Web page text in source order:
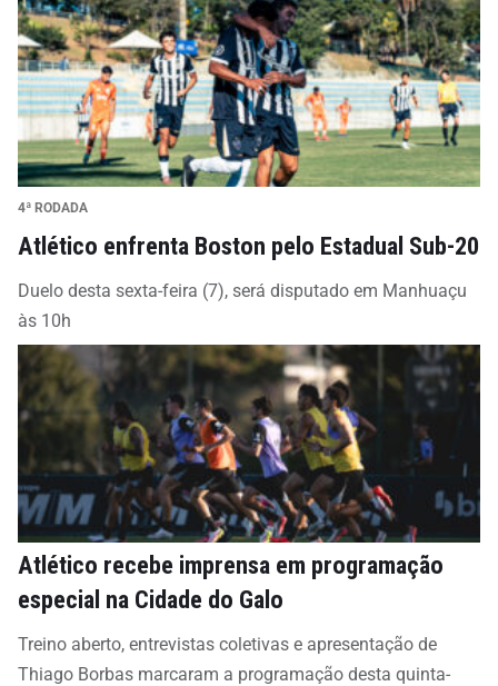
4ª RODADA
Atlético enfrenta Boston pelo Estadual Sub-20
Duelo desta sexta-feira (7), será disputado em Manhuaçu
às 10h
Atlético recebe imprensa em programação
especial na Cidade do Galo
Treino aberto, entrevistas coletivas e apresentação de
Thiago Borbas marcaram a programação desta quinta-